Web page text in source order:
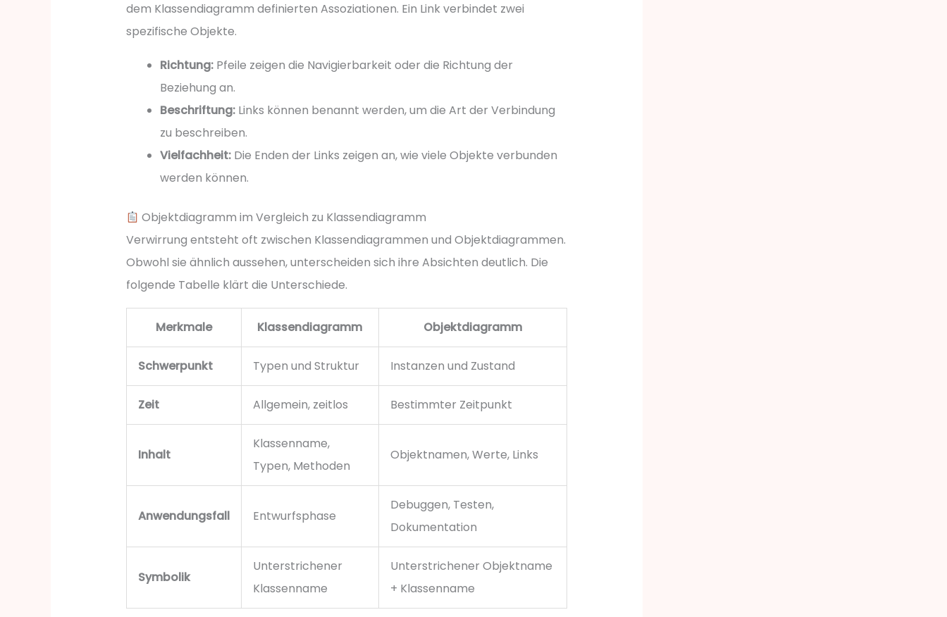
dem Klassendiagramm definierten Assoziationen. Ein Link verbindet zwei
spezifische Objekte.
Richtung:Pfeile zeigen die Navigierbarkeit oder die Richtung der
Beziehung an.
Beschriftung:Links können benannt werden, um die Art der Verbindung
zu beschreiben.
Vielfachheit:Die Enden der Links zeigen an, wie viele Objekte verbunden
werden können.
Objektdiagramm im Vergleich zu Klassendiagramm
Verwirrung entsteht oft zwischen Klassendiagrammen und Objektdiagrammen.
Obwohl sie ähnlich aussehen, unterscheiden sich ihre Absichten deutlich. Die
folgende Tabelle klärt die Unterschiede.
Merkmale Klassendiagramm Objektdiagramm
Schwerpunkt Typen und Struktur Instanzen und Zustand
Zeit Allgemein, zeitlos Bestimmter Zeitpunkt
Inhalt
Klassenname,
Typen, Methoden
Objektnamen, Werte, Links
Anwendungsfall Entwurfsphase
Debuggen, Testen,
Dokumentation
Symbolik
Unterstrichener
Klassenname
Unterstrichener Objektname
+ Klassenname